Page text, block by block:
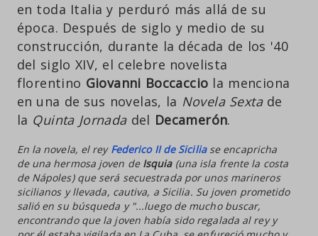
en toda Italia y perduró más allá de su
época. Después de siglo y medio de su
construcción, durante la década de los '40
del siglo XIV, el celebre novelista
florentino Giovanni Boccaccio la menciona
en una de sus novelas, la Novela Sextade
la Quinta Jornadadel Decamerón.
En la novela, el rey Federico II de Siciliase encapricha
de una hermosa joven de Isquia(una isla frente la costa
de Nápoles) que será secuestrada por unos marineros
sicilianos y llevada, cautiva, a Sicilia. Su joven prometido
salió en su búsqueda y "...luego de mucho buscar,
encontrando que la joven había sido regalada al rey y